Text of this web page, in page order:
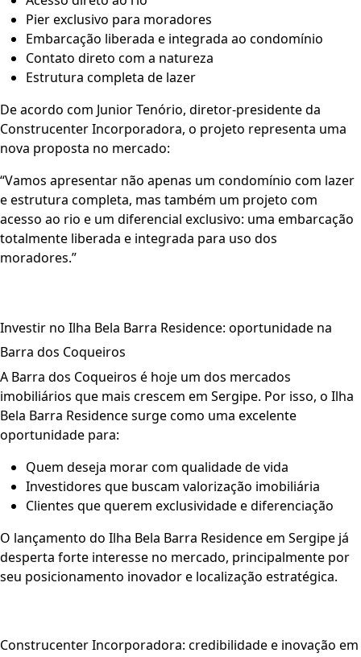
Acesso direto ao rio
Pier exclusivo para moradores
Embarcação liberada e integrada ao condomínio
Contato direto com a natureza
Estrutura completa de lazer
De acordo comJunior Tenório, diretor-presidente da
Construcenter Incorporadora, o projeto representa uma
nova proposta no mercado:
“Vamos apresentar não apenas um condomínio com lazer
e estrutura completa, mas também um projeto com
acesso ao rio e um diferencial exclusivo: uma embarcação
totalmente liberada e integrada para uso dos
moradores.”
Investir no Ilha Bela Barra Residence: oportunidade na
Barra dos Coqueiros
A Barra dos Coqueiros é hoje um dos mercados
imobiliários que mais crescem em Sergipe. Por isso, o Ilha
Bela Barra Residence surge como uma excelente
oportunidade para:
Quem deseja morar com qualidade de vida
Investidores que buscam valorização imobiliária
Clientes que querem exclusividade e diferenciação
O lançamento do Ilha Bela Barra Residence em Sergipejá
desperta forte interesse no mercado, principalmente por
seu posicionamento inovador e localização estratégica.